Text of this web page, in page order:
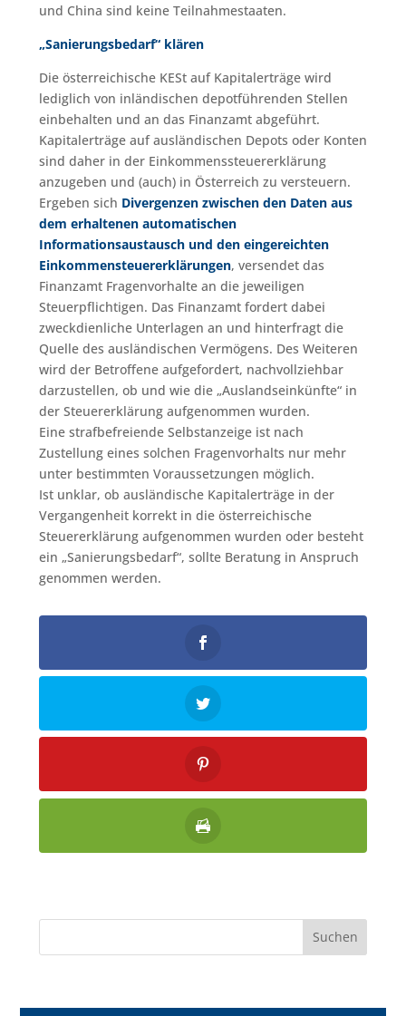
und China sind keine Teilnahmestaaten.
„Sanierungsbedarf“ klären
Die österreichische KESt auf Kapitalerträge wird
lediglich von inländischen depotführenden Stellen
einbehalten und an das Finanzamt abgeführt.
Kapitalerträge auf ausländischen Depots oder Konten
sind daher in der Einkommenssteuererklärung
anzugeben und (auch) in Österreich zu versteuern.
Ergeben sich Divergenzen zwischen den Daten aus
dem erhaltenen automatischen
Informationsaustausch und den eingereichten
Einkommensteuererklärungen, versendet das
Finanzamt Fragenvorhalte an die jeweiligen
Steuerpflichtigen. Das Finanzamt fordert dabei
zweckdienliche Unterlagen an und hinterfragt die
Quelle des ausländischen Vermögens. Des Weiteren
wird der Betroffene aufgefordert, nachvollziehbar
darzustellen, ob und wie die „Auslandseinkünfte“ in
der Steuererklärung aufgenommen wurden.
Eine strafbefreiende Selbstanzeige ist nach
Zustellung eines solchen Fragenvorhalts nur mehr
unter bestimmten Voraussetzungen möglich.
Ist unklar, ob ausländische Kapitalerträge in der
Vergangenheit korrekt in die österreichische
Steuererklärung aufgenommen wurden oder besteht
ein „Sanierungsbedarf“, sollte Beratung in Anspruch
genommen werden.